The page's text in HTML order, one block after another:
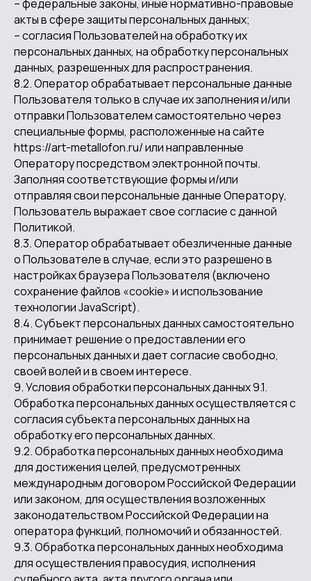
– федеральные законы, иные нормативно-правовые
акты в сфере защиты персональных данных;
– согласия Пользователей на обработку их
персональных данных, на обработку персональных
данных, разрешенных для распространения.
8.2. Оператор обрабатывает персональные данные
Пользователя только в случае их заполнения и/или
отправки Пользователем самостоятельно через
специальные формы, расположенные на сайте
https://art-metallofon.ru/ или направленные
Оператору посредством электронной почты.
Заполняя соответствующие формы и/или
отправляя свои персональные данные Оператору,
Пользователь выражает свое согласие с данной
Политикой.
8.3. Оператор обрабатывает обезличенные данные
о Пользователе в случае, если это разрешено в
настройках браузера Пользователя (включено
сохранение файлов «cookie» и использование
технологии JavaScript).
8.4. Субъект персональных данных самостоятельно
принимает решение о предоставлении его
персональных данных и дает согласие свободно,
своей волей и в своем интересе.
9. Условия обработки персональных данных 9.1.
Обработка персональных данных осуществляется с
согласия субъекта персональных данных на
обработку его персональных данных.
9.2. Обработка персональных данных необходима
для достижения целей, предусмотренных
международным договором Российской Федерации
или законом, для осуществления возложенных
законодательством Российской Федерации на
оператора функций, полномочий и обязанностей.
9.3. Обработка персональных данных необходима
для осуществления правосудия, исполнения